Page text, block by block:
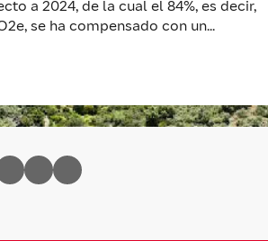
a 2024, de la cual el 84%, es decir,
se ha compensado con un...